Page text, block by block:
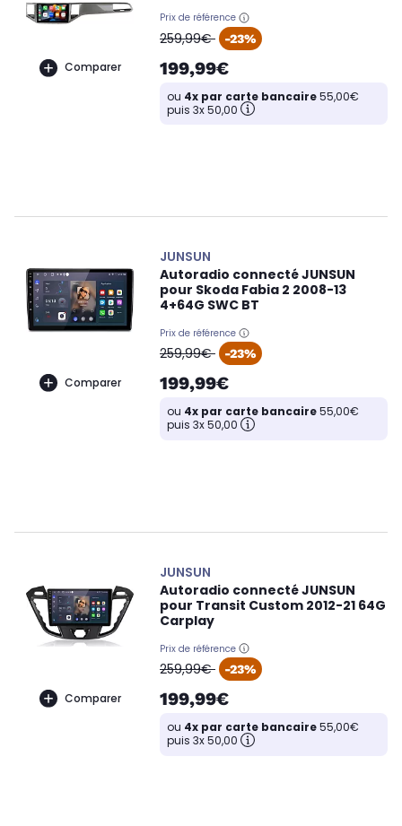
Comparer
Prix de référence
oldPrice
259,99€ -23%
199,99€
ou 4x par carte bancaire55,00€
puis 3x 50,00
Comparer
JUNSUN
Autoradio connecté JUNSUN
pour Skoda Fabia 2 2008-13
4+64G SWC BT
Prix de référence
oldPrice
259,99€ -23%
199,99€
ou 4x par carte bancaire55,00€
puis 3x 50,00
Comparer
JUNSUN
Autoradio connecté JUNSUN
pour Transit Custom 2012-21 64G
Carplay
Prix de référence
oldPrice
259,99€ -23%
199,99€
ou 4x par carte bancaire55,00€
puis 3x 50,00